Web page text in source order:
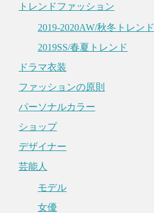
トレンドファッション
2019-2020AW/秋冬トレンド
2019SS/春夏トレンド
ドラマ衣装
ファッションの原則
パーソナルカラー
ショップ
デザイナー
芸能人
モデル
女優